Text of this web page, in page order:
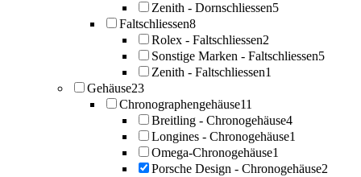
Zenith - Dornschliessen5
Faltschliessen8
Rolex - Faltschliessen2
Sonstige Marken - Faltschliessen5
Zenith - Faltschliessen1
Gehäuse23
Chronographengehäuse11
Breitling - Chronogehäuse4
Longines - Chronogehäuse1
Omega-Chronogehäuse1
Porsche Design - Chronogehäuse2